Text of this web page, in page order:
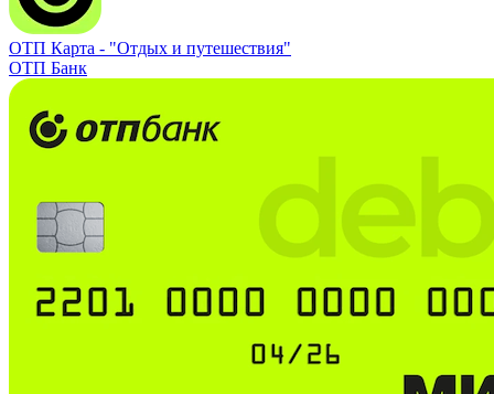
ОТП Карта - "Отдых и путешествия"
ОТП Банк